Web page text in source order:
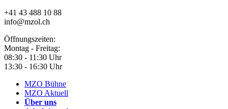
+41 43 488 10 88
info@mzol.ch
Öffnungszeiten:
Montag - Freitag:
08:30 - 11:30 Uhr
13:30 - 16:30 Uhr
MZO Bühne
MZO Aktuell
Über uns